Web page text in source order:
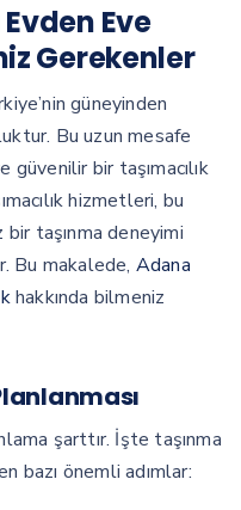
Eve
Gerekenler
güneyinden
Bu uzun mesafe
güvenilir bir taşımacılık
hizmetleri, bu
taşınma deneyimi
Bu makalede, Adana
hakkında bilmeniz
şarttır. İşte taşınma
bazı önemli adımlar: